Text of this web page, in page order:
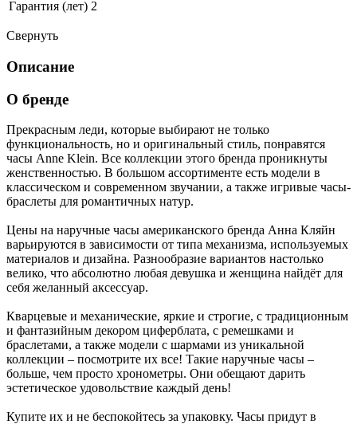
Гарантия (лет) 2
Свернуть
Описание
О бренде
Прекрасным леди, которые выбирают не только
функциональность, но и оригинальный стиль, понравятся
часы Anne Klein. Все коллекции этого бренда проникнуты
женственностью. В большом ассортименте есть модели в
классическом и современном звучании, а также игривые часы-
браслеты для романтичных натур.
Цены на наручные часы американского бренда Анна Кляйн
варьируются в зависимости от типа механизма, используемых
материалов и дизайна. Разнообразие вариантов настолько
велико, что абсолютно любая девушка и женщина найдёт для
себя желанный аксессуар.
Кварцевые и механические, яркие и строгие, с традиционным
и фантазийным декором циферблата, с ремешками и
браслетами, а также модели с шармами из уникальной
коллекции – посмотрите их все! Такие наручные часы –
больше, чем просто хронометры. Они обещают дарить
эстетическое удовольствие каждый день!
Купите их и не беспокойтесь за упаковку. Часы придут в